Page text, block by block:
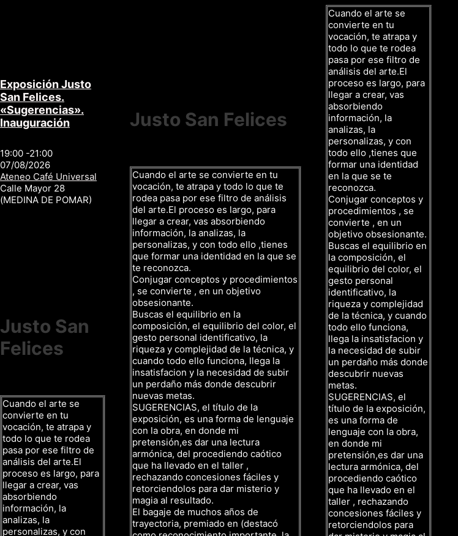
Exposición Justo
San Felices.
«Sugerencias».
Inauguración
19:00 -21:00
07/08/2026
Ateneo Café Universal
Calle Mayor 28
(MEDINA DE POMAR)
Justo San
Felices
Cuando el arte se
convierte en tu
vocación, te atrapa y
todo lo que te rodea
pasa por ese filtro de
análisis del arte.El
proceso es largo, para
llegar a crear, vas
absorbiendo
información, la
analizas, la
personalizas, y con
Justo San Felices
Cuando el arte se convierte en tu
vocación, te atrapa y todo lo que te
rodea pasa por ese filtro de análisis
del arte.El proceso es largo, para
llegar a crear, vas absorbiendo
información, la analizas, la
personalizas, y con todo ello ,tienes
que formar una identidad en la que se
te reconozca.
Conjugar conceptos y procedimientos
, se convierte , en un objetivo
obsesionante.
Buscas el equilibrio en la
composición, el equilibrio del color, el
gesto personal identificativo, la
riqueza y complejidad de la técnica, y
cuando todo ello funciona, llega la
insatisfacion y la necesidad de subir
un perdaño más donde descubrir
nuevas metas.
SUGERENCIAS, el título de la
exposición, es una forma de lenguaje
con la obra, en donde mi
pretensión,es dar una lectura
armónica, del procediendo caótico
que ha llevado en el taller ,
rechazando concesiones fáciles y
retorciendolos para dar misterio y
magia al resultado.
El bagaje de muchos años de
trayectoria, premiado en (destacó
Cuando el arte se
convierte en tu
vocación, te atrapa y
todo lo que te rodea
pasa por ese filtro de
análisis del arte.El
proceso es largo, para
llegar a crear, vas
absorbiendo
información, la
analizas, la
personalizas, y con
todo ello ,tienes que
formar una identidad
en la que se te
reconozca.
Conjugar conceptos y
procedimientos , se
convierte , en un
objetivo obsesionante.
Buscas el equilibrio en
la composición, el
equilibrio del color, el
gesto personal
identificativo, la
riqueza y complejidad
de la técnica, y cuando
todo ello funciona,
llega la insatisfacion y
la necesidad de subir
un perdaño más donde
descubrir nuevas
metas.
SUGERENCIAS, el
título de la exposición,
es una forma de
lenguaje con la obra,
en donde mi
pretensión,es dar una
lectura armónica, del
procediendo caótico
que ha llevado en el
taller , rechazando
concesiones fáciles y
retorciendolos para